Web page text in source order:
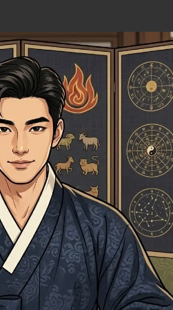
적되었으나, 최근
작업 증명 방식
이 대폭 줄어들었
블록체인 프로젝트